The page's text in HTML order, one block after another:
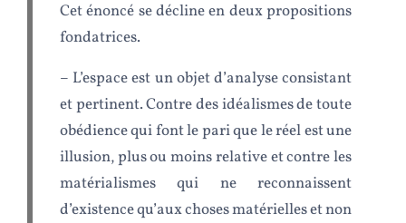
Cet énoncé se décline en deux propositions
fondatrices.
– L’espace est un objet d’analyse consistant
et pertinent. Contre des idéalismes de toute
obédience qui font le pari que le réel est une
illusion, plus ou moins relative et contre les
matérialismes qui ne reconnaissent
d’existence qu’aux choses matérielles et non